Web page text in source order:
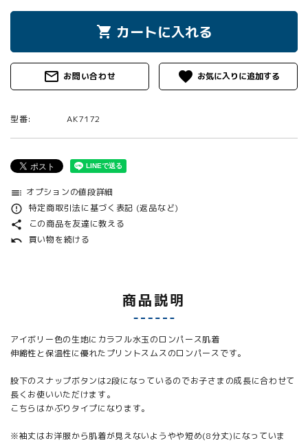
shopping_cart カートに入れる
mail_outline お問い合わせ favorite
型番: AK7172
toc オプションの値段詳細
error_outline 特定商取引法に基づく表記 (返品など)
share この商品を友達に教える
undo 買い物を続ける
商品説明
アイボリー色の生地にカラフル水玉のロンパース肌着
伸縮性と保温性に優れたプリントスムスのロンパースです。
股下のスナップボタンは2段になっているのでお子さまの成長に合わせて
長くお使いいただけます。
こちらはかぶりタイプになります。
※袖丈はお洋服から肌着が見えないようやや短め(8分丈)になっていま